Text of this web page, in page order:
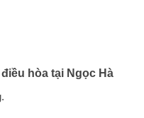
hòa tại Ngọc Hà